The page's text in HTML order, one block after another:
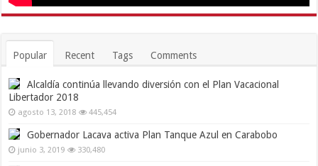
Popular Recent Tags Comments
Alcaldía continúa llevando diversión con el Plan Vacacional
Libertador 2018
agosto 13, 2018 445,454
Gobernador Lacava activa Plan Tanque Azul en Carabobo
junio 3, 2019 330,480